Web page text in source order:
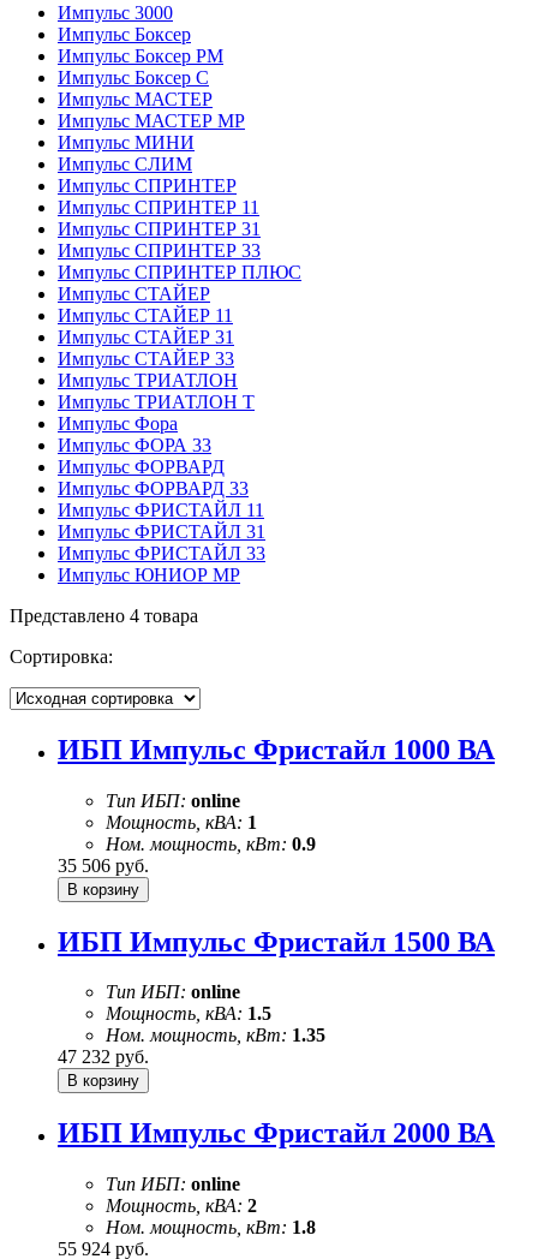
Импульс 3000
Импульс Боксер
Импульс Боксер РМ
Импульс Боксер С
Импульс МАСТЕР
Импульс МАСТЕР МР
Импульс МИНИ
Импульс СЛИМ
Импульс СПРИНТЕР
Импульс СПРИНТЕР 11
Импульс СПРИНТЕР 31
Импульс СПРИНТЕР 33
Импульс СПРИНТЕР ПЛЮС
Импульс СТАЙЕР
Импульс СТАЙЕР 11
Импульс СТАЙЕР 31
Импульс СТАЙЕР 33
Импульс ТРИАТЛОН
Импульс ТРИАТЛОН Т
Импульс Фора
Импульс ФОРА 33
Импульс ФОРВАРД
Импульс ФОРВАРД 33
Импульс ФРИСТАЙЛ 11
Импульс ФРИСТАЙЛ 31
Импульс ФРИСТАЙЛ 33
Импульс ЮНИОР МР
Представлено 4 товара
Сортировка:
ИБП Импульс Фристайл 1000 ВА
Тип ИБП: online
Мощность, кВА: 1
Ном. мощность, кВт: 0.9
35 506 руб.
ИБП Импульс Фристайл 1500 ВА
Тип ИБП: online
Мощность, кВА: 1.5
Ном. мощность, кВт: 1.35
47 232 руб.
ИБП Импульс Фристайл 2000 ВА
Тип ИБП: online
Мощность, кВА: 2
Ном. мощность, кВт: 1.8
55 924 руб.